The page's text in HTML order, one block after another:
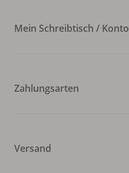
Mein Schreibtisch / Konto
Zahlungsarten
Versand